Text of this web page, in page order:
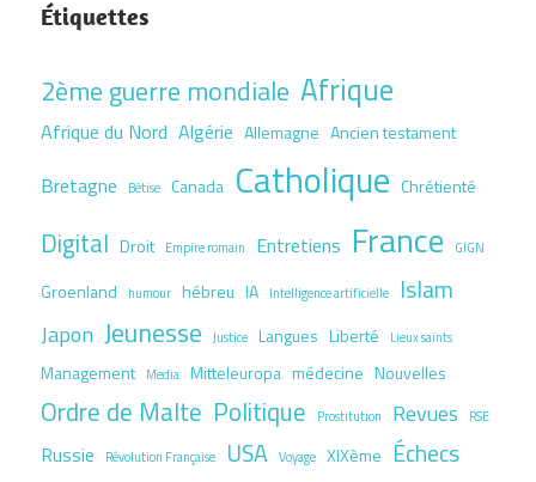
Étiquettes
2ème guerre mondiale Afrique
Afrique du Nord Algérie Allemagne Ancien testament
Bretagne Bêtise Canada Catholique Chrétienté
Digital Droit Empire romain Entretiens France GIGN
Groenland humour hébreu IA Intelligence artificielle Islam
Japon Jeunesse Justice Langues Liberté Lieux saints
Management Media Mitteleuropa médecine Nouvelles
Ordre de Malte Politique Prostitution Revues RSE
Russie Révolution Française USA Voyage XIXème Échecs